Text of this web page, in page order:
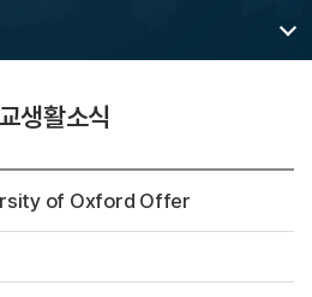
생활소식
of Oxford Offer